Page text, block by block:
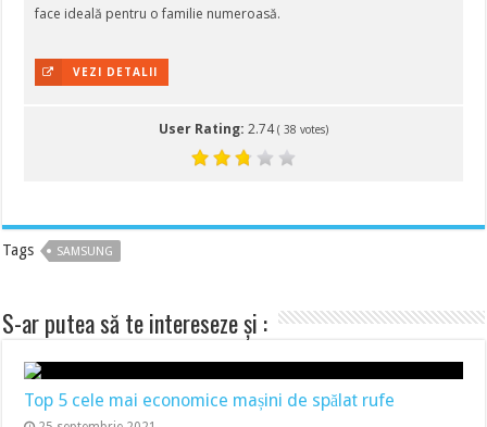
face ideală pentru o familie numeroasă.
VEZI DETALII
User Rating: 2.74 ( 38 votes)
Tags SAMSUNG
S-ar putea să te intereseze și :
Top 5 cele mai economice mașini de spălat rufe